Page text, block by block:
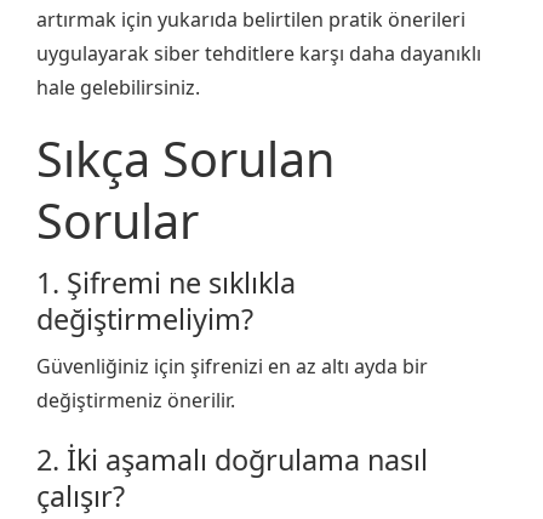
artırmak için yukarıda belirtilen pratik önerileri
uygulayarak siber tehditlere karşı daha dayanıklı
hale gelebilirsiniz.
Sıkça Sorulan
Sorular
1. Şifremi ne sıklıkla
değiştirmeliyim?
Güvenliğiniz için şifrenizi en az altı ayda bir
değiştirmeniz önerilir.
2. İki aşamalı doğrulama nasıl
çalışır?